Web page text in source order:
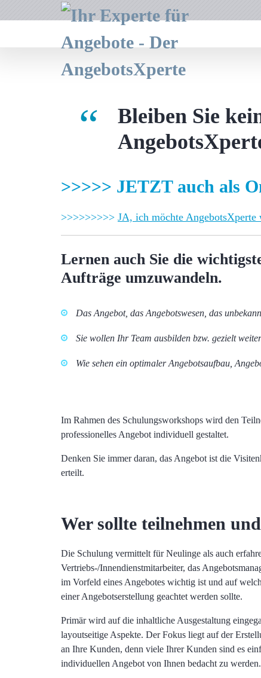
Bleiben Sie
>>>>> JETZT auch als
>>>>>>>>> JA, ich möchte
Lernen auch Sie die
Aufträge umzuwandeln.
Das Angebot, das Angebotswesen, das
Sie wollen Ihr Team ausbilden bzw. gezielt
Wie sehen ein optimaler Angebotsaufbau,
Im Rahmen des Schulungsworkshops wird den
professionelles Angebot individuell gestaltet.
Denken Sie immer daran, das Angebot ist die
erteilt.
Wer sollte teilnehmen
Die Schulung vermittelt für Neulinge als auch
Vertriebs-/Innendienstmitarbeiter, das
im Vorfeld eines Angebotes wichtig ist und auf
einer Angebotserstellung geachtet werden sollte.
Primär wird auf die inhaltliche Ausgestaltung
layoutseitige Aspekte. Der Fokus liegt auf der
an Ihre Kunden, denn viele Ihrer Kunden sind es
individuellen Angebot von Ihnen bedacht zu werden.